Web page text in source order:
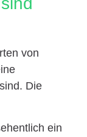
von
Die
ein